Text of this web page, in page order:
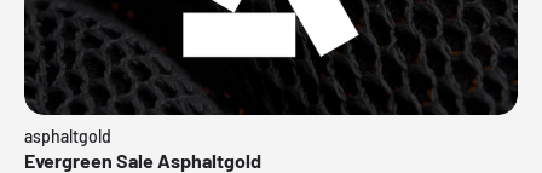
asphaltgold
Evergreen Sale Asphaltgold